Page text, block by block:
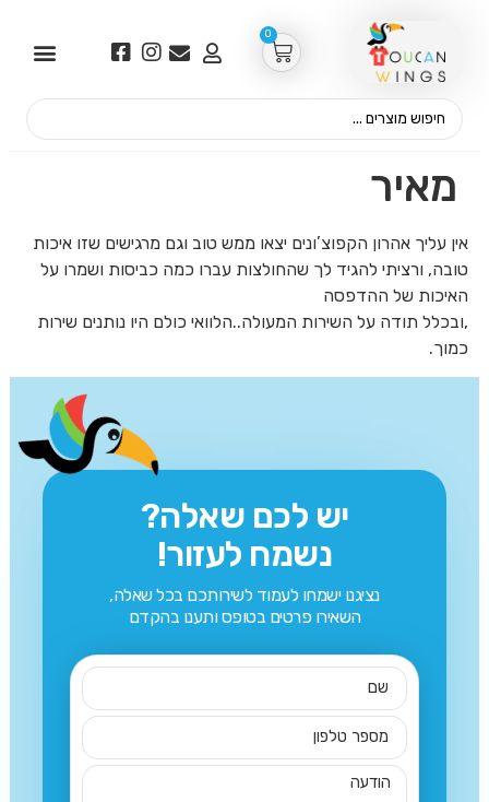
0
מאיר
אין עליך אהרון הקפוצ’ונים יצאו ממש טוב וגם מרגישים שזו איכות
טובה, ורציתי להגיד לך שהחולצות עברו כמה כביסות ושמרו על
האיכות של ההדפסה
,ובכלל תודה על השירות המעולה..הלוואי כולם היו נותנים שירות
כמוך.
יש לכם שאלה?
נשמח לעזור!
נציגנו ישמחו לעמוד לשירותכם בכל שאלה,
השאירו פרטים בטופס ותענו בהקדם